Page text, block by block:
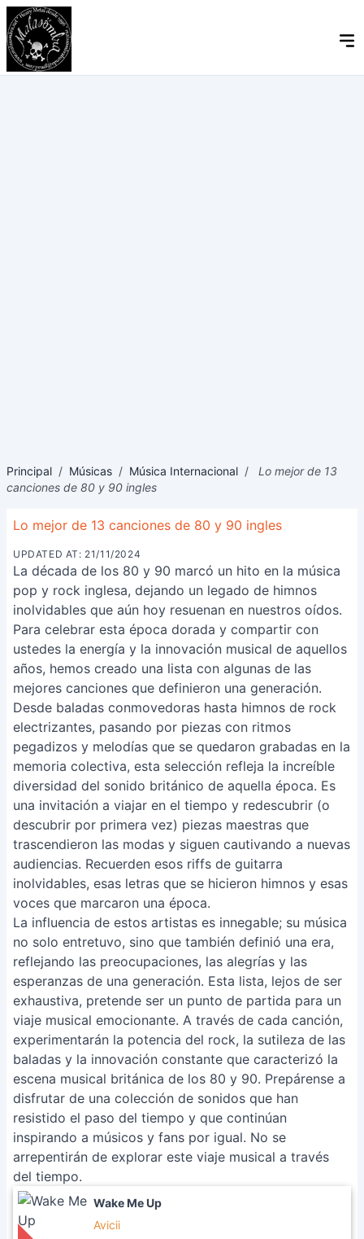
Principal / Músicas / Música Internacional /
Lo mejor de 13
canciones de 80 y 90 ingles
Lo mejor de 13 canciones de 80 y 90 ingles
UPDATED AT: 21/11/2024
La década de los 80 y 90 marcó un hito en la música
pop y rock inglesa, dejando un legado de himnos
inolvidables que aún hoy resuenan en nuestros oídos.
Para celebrar esta época dorada y compartir con
ustedes la energía y la innovación musical de aquellos
años, hemos creado una lista con algunas de las
mejores canciones que definieron una generación.
Desde baladas conmovedoras hasta himnos de rock
electrizantes, pasando por piezas con ritmos
pegadizos y melodías que se quedaron grabadas en la
memoria colectiva, esta selección refleja la increíble
diversidad del sonido británico de aquella época. Es
una invitación a viajar en el tiempo y redescubrir (o
descubrir por primera vez) piezas maestras que
trascendieron las modas y siguen cautivando a nuevas
audiencias. Recuerden esos riffs de guitarra
inolvidables, esas letras que se hicieron himnos y esas
voces que marcaron una época.
La influencia de estos artistas es innegable; su música
no solo entretuvo, sino que también definió una era,
reflejando las preocupaciones, las alegrías y las
esperanzas de una generación. Esta lista, lejos de ser
exhaustiva, pretende ser un punto de partida para un
viaje musical emocionante. A través de cada canción,
experimentarán la potencia del rock, la sutileza de las
baladas y la innovación constante que caracterizó la
escena musical británica de los 80 y 90. Prepárense a
disfrutar de una colección de sonidos que han
resistido el paso del tiempo y que continúan
inspirando a músicos y fans por igual. No se
arrepentirán de explorar este viaje musical a través
del tiempo.
Wake Me Up
Avicii